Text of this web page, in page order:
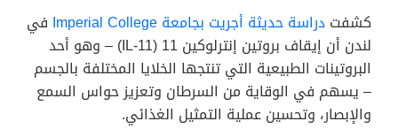
كشفتدراسة حديثة أجريت بجامعة Imperial College
في
لندن أن إيقاف بروتين إنترلوكين 11 (IL-11) – وهو أحد
البروتينات الطبيعية التي تنتجها الخلايا المختلفة بالجسم
– يسهم في الوقاية من السرطان وتعزيز حواس السمع
والإبصار، وتحسين عملية التمثيل الغذائي.